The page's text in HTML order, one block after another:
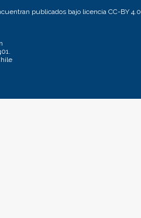
publicados bajo licencia CC-BY 4.0